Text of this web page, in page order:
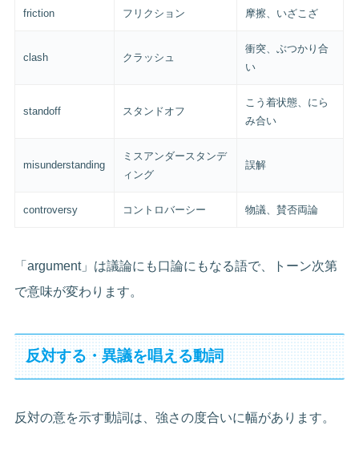
friction フリクション 摩擦、いざこざ
clash クラッシュ
衝突、ぶつかり合
い
standoff スタンドオフ
こう着状態、にら
み合い
misunderstanding
ミスアンダースタンデ
ィング
誤解
controversy コントロバーシー 物議、賛否両論
「argument」は議論にも口論にもなる語で、トーン次第
で意味が変わります。
反対する・異議を唱える動詞
反対の意を示す動詞は、強さの度合いに幅があります。